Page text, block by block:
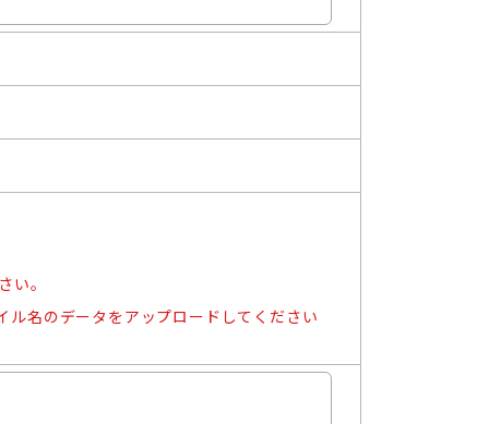
。
名のデータをアップロードしてください